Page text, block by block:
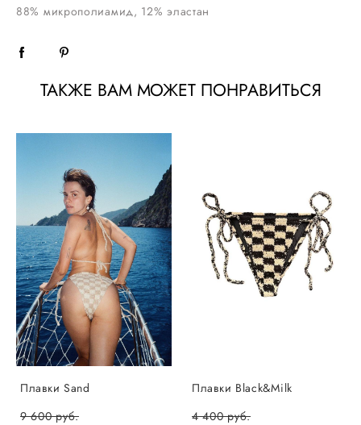
88% микрополиамид, 12% эластан
ТАКЖЕ ВАМ МОЖЕТ ПОНРАВИТЬСЯ
Плавки Sand
9 600 pуб.
Плавки Black&Milk
4 400 pуб.